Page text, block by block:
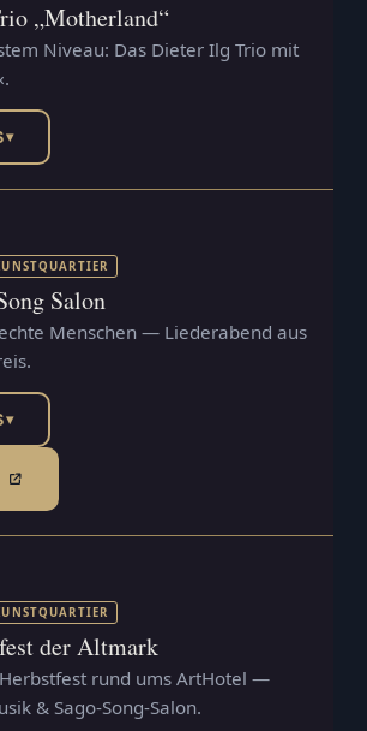
„Motherland“
Niveau: Das Dieter Ilg Trio mit
▾
Salon
Menschen — Liederabend aus
▾
ÖFFNET IN NEUEM TAB)
der Altmark
rund ums ArtHotel —
& Sago-Song-Salon.